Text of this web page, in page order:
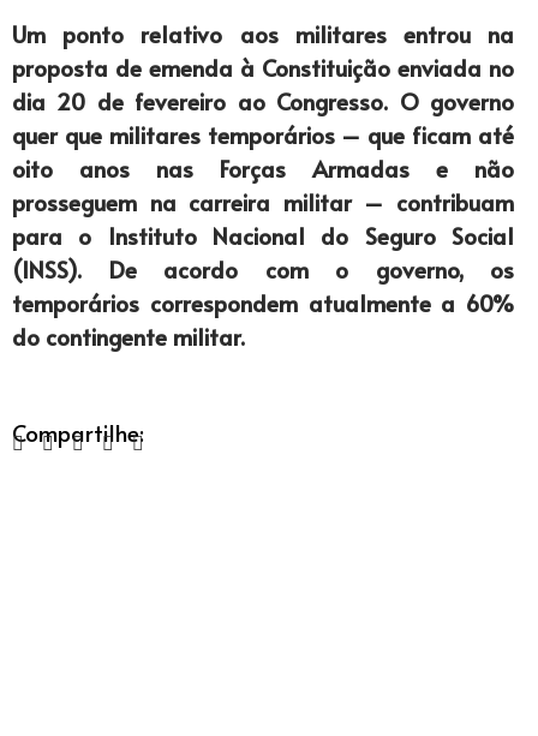
Um ponto relativo aos militares entrou na
proposta de emenda à Constituição enviada no
dia 20 de fevereiro ao Congresso. O governo
quer que militares temporários – que ficam até
oito anos nas Forças Armadas e não
prosseguem na carreira militar – contribuam
para o Instituto Nacional do Seguro Social
(INSS). De acordo com o governo, os
temporários correspondem atualmente a 60%
do contingente militar.
Compartilhe: